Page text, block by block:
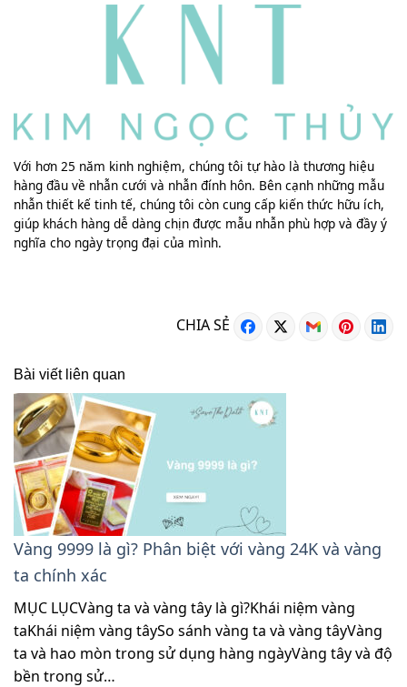
Với hơn 25 năm kinh nghiệm, chúng tôi tự hào là thương hiệu
hàng đầu về nhẫn cưới và nhẫn đính hôn. Bên cạnh những mẫu
nhẫn thiết kế tinh tế, chúng tôi còn cung cấp kiến thức hữu ích,
giúp khách hàng dễ dàng chịn được mẫu nhẫn phù hợp và đầy ý
nghĩa cho ngày trọng đại của mình.
CHIA SẺ
Bài viết liên quan
Vàng 9999 là gì? Phân biệt với vàng 24K và vàng
ta chính xác
MỤC LỤCVàng ta và vàng tây là gì?Khái niệm vàng
taKhái niệm vàng tâySo sánh vàng ta và vàng tâyVàng
ta và hao mòn trong sử dụng hàng ngàyVàng tây và độ
bền trong sử…